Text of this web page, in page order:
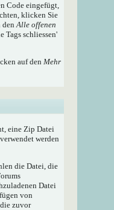
Code eingefügt,
klicken Sie
denAlle offenen
Tags schliessen'
auf den Mehr
eine Zip Datei
werden
die Datei, die
Datei
von
zuvor